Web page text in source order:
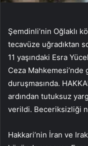
Şemdinli’nin Oğlaklı
tecavüze uğradıktan
11 yaşındaki Esra
Ceza Mahkemesi’nde
duruşmasında.
ardından tutuksuz
verildi. Beceriksizliği
Hakkari’nin İran ve